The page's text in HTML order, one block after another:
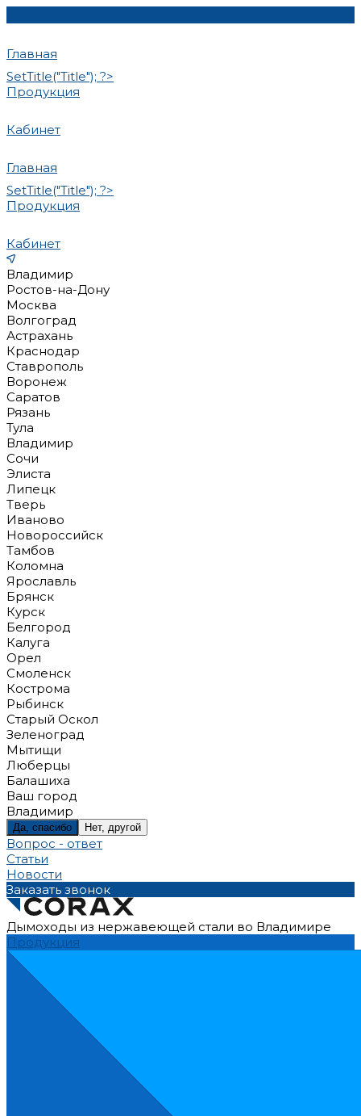
Главная
SetTitle("Title"); ?>
Продукция
Кабинет
Главная
SetTitle("Title"); ?>
Продукция
Кабинет
Владимир
Ростов-на-Дону
Москва
Волгоград
Астрахань
Краснодар
Ставрополь
Воронеж
Саратов
Рязань
Тула
Владимир
Сочи
Элиста
Липецк
Тверь
Иваново
Новороссийск
Тамбов
Коломна
Ярославль
Брянск
Курск
Белгород
Калуга
Орел
Смоленск
Кострома
Рыбинск
Старый Оскол
Зеленоград
Мытищи
Люберцы
Балашиха
Ваш город
Владимир
Да, спасибо Нет, другой
Вопрос - ответ
Статьи
Новости
Заказать звонок
Дымоходы из нержавеющей стали во Владимире
Продукция